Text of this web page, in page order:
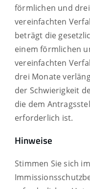
förmlichen und
vereinfachten
beträgt die
einem förmlichen
vereinfachten
drei Monate
der Schwierigkeit
die dem
erforderlich ist.
Hinweise
Stimmen Sie sich